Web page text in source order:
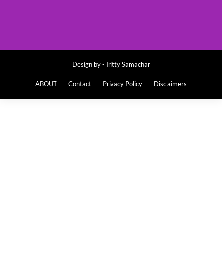
Design by - Iritty Samachar
ABOUT Contact Privacy Policy Disclaimers